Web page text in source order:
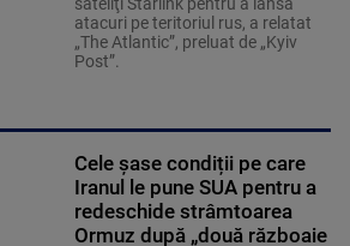
atacuri pe teritoriul rus, a relatat
„The Atlantic”, preluat de „Kyiv
Post”.
Cele șase condiții pe care
Iranul le pune SUA pentru a
redeschide strâmtoarea
Ormuz după „două războaie